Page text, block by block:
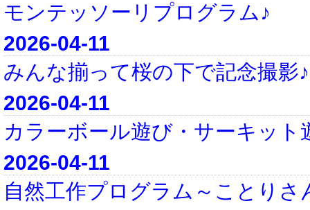
モンテッソーリプログラム♪
2026-04-11
みんな揃って桜の下で記念撮影♪
2026-04-11
カラーボール遊び・サーキット
2026-04-11
自然工作プログラム～ことり